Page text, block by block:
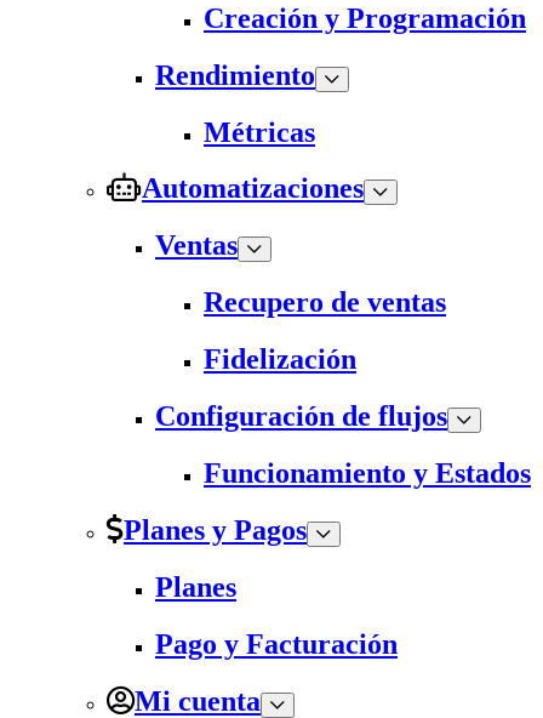
Creación y Programación
Rendimiento
Métricas
Automatizaciones
Ventas
Recupero de ventas
Fidelización
Configuración de flujos
Funcionamiento y Estados
Planes y Pagos
Planes
Pago y Facturación
Mi cuenta